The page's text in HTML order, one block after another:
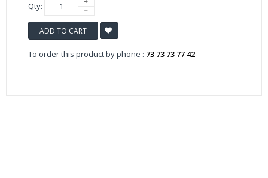
Qty:
ADD TO CART
To order this product by phone : 73 73 73 77 42